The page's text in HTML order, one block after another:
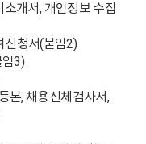
개서, 개인정보 수집
청서(붙임2)
3)
, 채용신체검사서,